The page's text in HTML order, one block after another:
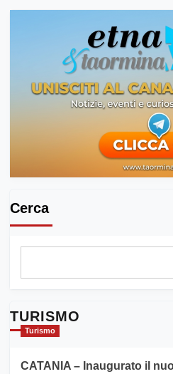
Cerca
TURISMO
Turismo
CATANIA – Inaugurato il